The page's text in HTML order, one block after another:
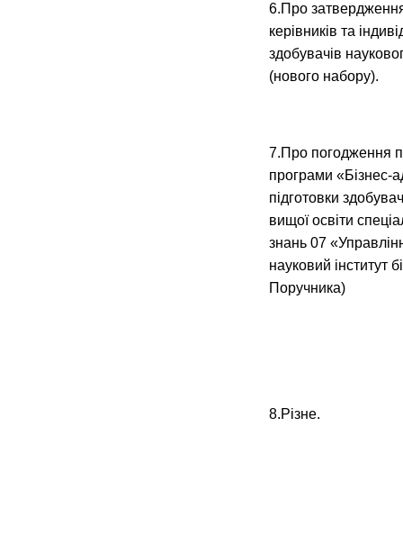
6.Про
керівників та
здобувачів
(нового набору).
7.Про погодження
програми «Бізнес-
підготовки
вищої освіти
знань 07
науковий інститут
Поручника)
8.Різне.